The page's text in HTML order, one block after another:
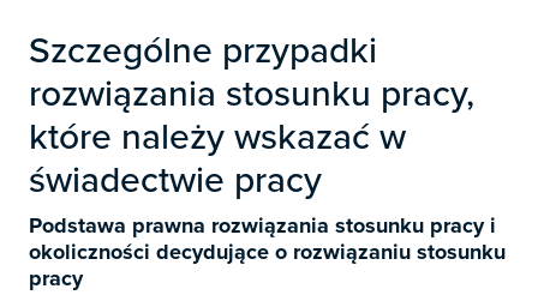
E-booki
Webinaria
Książki
E-booki
Webinaria
E-wydania
Książki
E-booki
Webinaria
INFORLEX 
Oprogramowanie 
Zarządzanie i HRM 
Czasopisma
E-wydania
Książki
Prawo gospodarcze 
Czasopisma
E-wydania
Prawo dla każdego 
Czasopisma
Szczególne przypadki
rozwiązania stosunku pracy,
które należy wskazać w
świadectwie pracy
Podstawa prawna rozwiązania stosunku pracy i
okoliczności decydujące o rozwiązaniu stosunku
pracy